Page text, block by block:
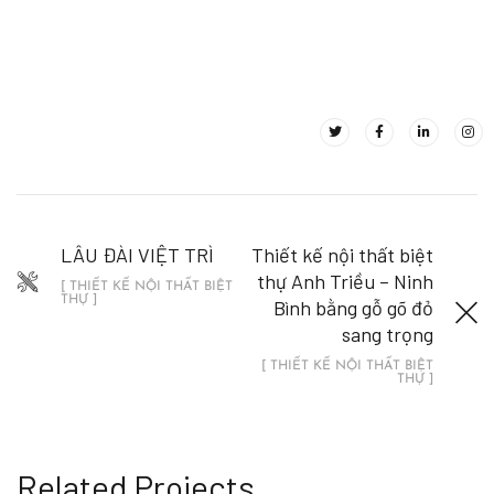
LÂU ĐÀI VIỆT TRÌ
[ THIẾT KẾ NỘI THẤT BIỆT
THỰ ]
Thiết kế nội thất biệt
thự Anh Triều – Ninh
Bình bằng gỗ gõ đỏ
sang trọng
[ THIẾT KẾ NỘI THẤT BIỆT
THỰ ]